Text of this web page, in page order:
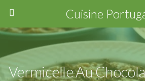
Cuisine
Vermicelle Au